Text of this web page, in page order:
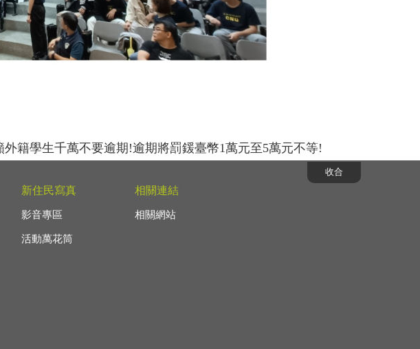
籍學生千萬不要逾期!逾期將罰鍰臺幣1萬元至5萬元不等!
收合
新住民寫真
影音專區
活動萬花筒
相關連結
相關網站